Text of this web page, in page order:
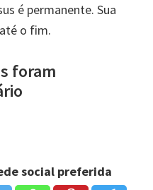
é permanente. Sua
o fim.
foram
a mãe de Jesus, par
social preferida